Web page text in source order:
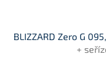
BLIZZARD Zero G
+